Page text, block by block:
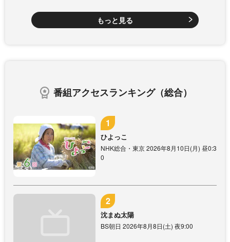
もっと見る
番組アクセスランキング（総合）
ひよっこ
NHK総合・東京 2026年8月10日(月) 昼0:3
0
沈まぬ太陽
BS朝日 2026年8月8日(土) 夜9:00